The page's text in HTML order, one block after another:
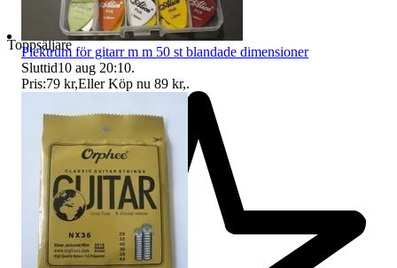
Toppsäljare
Plektrum för gitarr m m 50 st blandade dimensioner
Sluttid10 aug 20:10.
Pris:79 kr,Eller Köp nu 89 kr,.